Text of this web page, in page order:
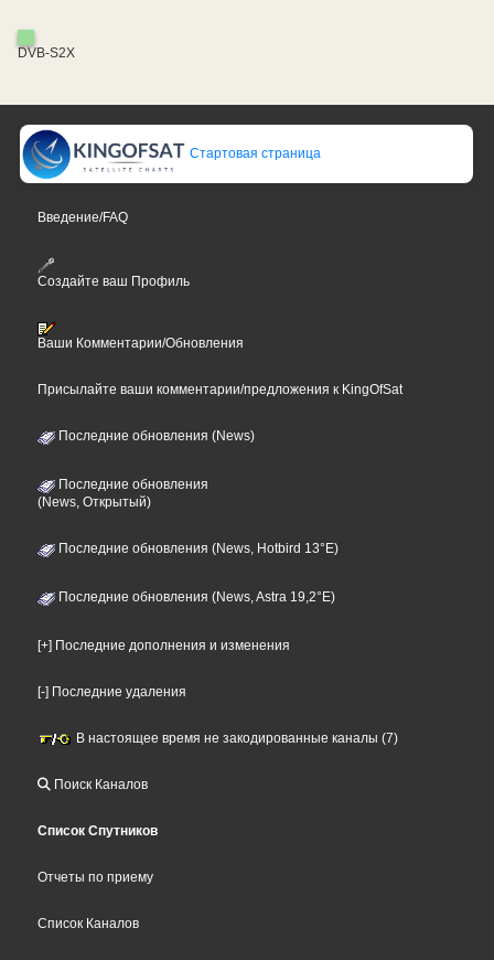
DVB-S2X
Стартовая страница
Введение/FAQ
Создайте ваш Профиль
Ваши Комментарии/Обновления
Присылайте ваши комментарии/предложения к KingOfSat
Последние обновления (News)
Последние обновления
(News, Открытый)
Последние обновления (News, Hotbird 13°E)
Последние обновления (News, Astra 19,2°E)
[+] Последние дополнения и изменения
[-] Последние удаления
В настоящее время не закодированные каналы (7)
Поиск Каналов
Список Спутников
Отчеты по приему
Список Каналов